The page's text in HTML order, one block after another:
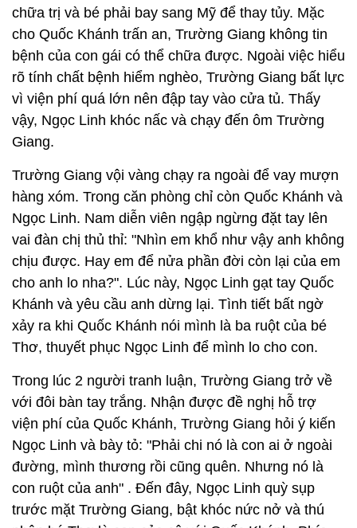
chữa trị và bé phải bay sang Mỹ để thay tủy. Mặc
cho Quốc Khánh trấn an, Trường Giang không tin
bệnh của con gái có thể chữa được. Ngoài việc hiểu
rõ tính chất bệnh hiểm nghèo, Trường Giang bất lực
vì viện phí quá lớn nên đập tay vào cửa tủ. Thấy
vậy, Ngọc Linh khóc nấc và chạy đến ôm Trường
Giang.
Trường Giang vội vàng chạy ra ngoài để vay mượn
hàng xóm. Trong căn phòng chỉ còn Quốc Khánh và
Ngọc Linh. Nam diễn viên ngập ngừng đặt tay lên
vai đàn chị thủ thỉ: "Nhìn em khổ như vậy anh không
chịu được. Hay em để nửa phần đời còn lại của em
cho anh lo nha?". Lúc này, Ngọc Linh gạt tay Quốc
Khánh và yêu cầu anh dừng lại. Tình tiết bất ngờ
xảy ra khi Quốc Khánh nói mình là ba ruột của bé
Thơ, thuyết phục Ngọc Linh để mình lo cho con.
Trong lúc 2 người tranh luận, Trường Giang trở về
với đôi bàn tay trắng. Nhận được đề nghị hỗ trợ
viện phí của Quốc Khánh, Trường Giang hỏi ý kiến
Ngọc Linh và bày tỏ: "Phải chi nó là con ai ở ngoài
đường, mình thương rồi cũng quên. Nhưng nó là
con ruột của anh" . Đến đây, Ngọc Linh quỳ sụp
trước mặt Trường Giang, bật khóc nức nở và thú